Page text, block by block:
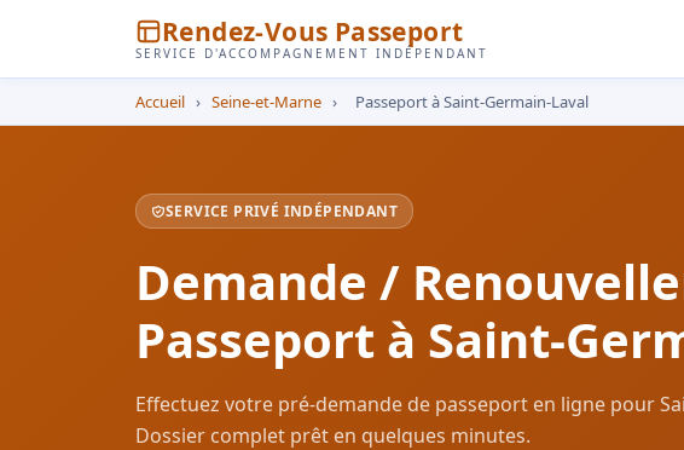
Rendez-Vous Passeport
SERVICE D'ACCOMPAGNEMENT INDÉPENDANT
Accueil › Seine-et-Marne › Passeport à Saint-Germain-Laval
SERVICE PRIVÉ INDÉPENDANT
Demande /
Passeport à Saint-
Effectuez votre pré-demande de passeport en ligne pour
Dossier complet prêt en quelques minutes.